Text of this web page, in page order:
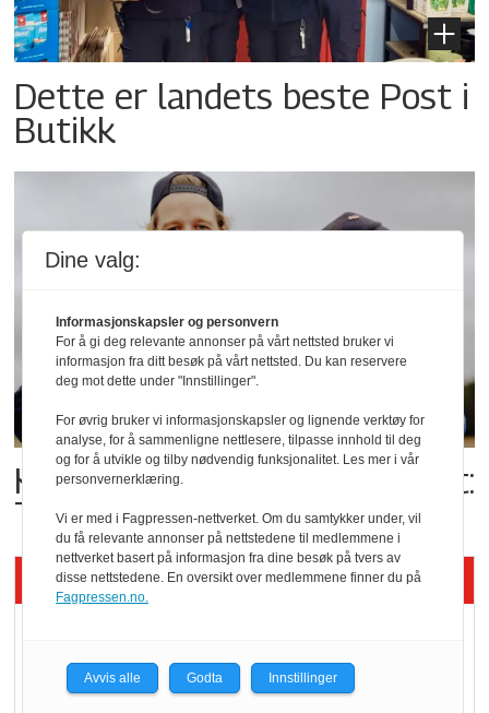
Dette er landets beste Post i
Butikk
Kolonihagens norske yoghurt:
Trues av melkemangel
Siste artikler - KBS
pris når elbilister
velger ladestopp
Dine valg:
Informasjonskapsler og personvern
For å gi deg relevante annonser på vårt nettsted bruker vi
informasjon fra ditt besøk på vårt nettsted. Du kan reservere
deg mot dette under "Innstillinger".
For øvrig bruker vi informasjonskapsler og lignende verktøy for
analyse, for å sammenligne nettlesere, tilpasse innhold til deg
og for å utvikle og tilby nødvendig funksjonalitet. Les mer i vår
personvernerklæring.
Vi er med i Fagpressen-nettverket. Om du samtykker under, vil
du få relevante annonser på nettstedene til medlemmene i
nettverket basert på informasjon fra dine besøk på tvers av
disse nettstedene. En oversikt over medlemmene finner du på
Fagpressen.no.
Avvis alle Godta Innstillinger